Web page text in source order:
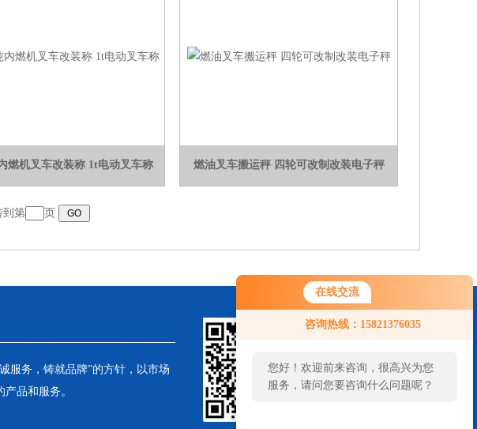
在线交流
咨询热线：15821376035
您好！欢迎前来咨询，很高兴为您
服务，请问您要咨询什么问题呢？
燃机叉车改装称 1t电动叉车称 燃油叉车搬运秤 四轮可改制改装电子秤
到第 页
服务，铸就品牌”的方针，以市场
品和服务。